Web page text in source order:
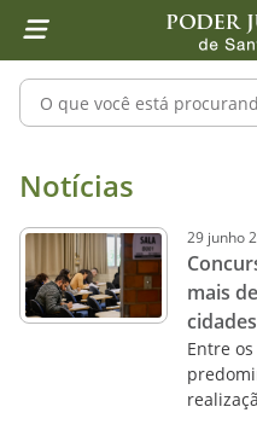
1 Ir para o conteúdo
2 Ir para a ferramenta de
4 Ir para o menu principal
5 Ir para a pesquisa
6 Ir para o rodapé
7 Ir para a página inicial
Pesquisar no
Notícias -
Notícias
29 junho
mais
Entre